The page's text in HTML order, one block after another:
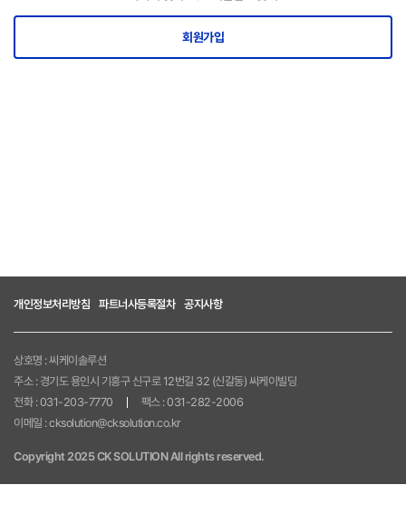
서식작성안내
담당자안내
등록신청
회원가입
회원가입
개인정보처리방침 파트너사등록절차 공지사항
상호명 : 씨케이솔루션
주소 : 경기도 용인시 기흥구 신구로 12번길 32 (신갈동) 씨케이빌딩
전화 : 031-203-7770
팩스 : 031-282-2006
이메일 : cksolution@cksolution.co.kr
Copyright 2025 CK SOLUTION All rights reserved.